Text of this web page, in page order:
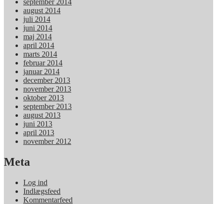
september 2014
august 2014
juli 2014
juni 2014
maj 2014
april 2014
marts 2014
februar 2014
januar 2014
december 2013
november 2013
oktober 2013
september 2013
august 2013
juni 2013
april 2013
november 2012
Meta
Log ind
Indlægsfeed
Kommentarfeed